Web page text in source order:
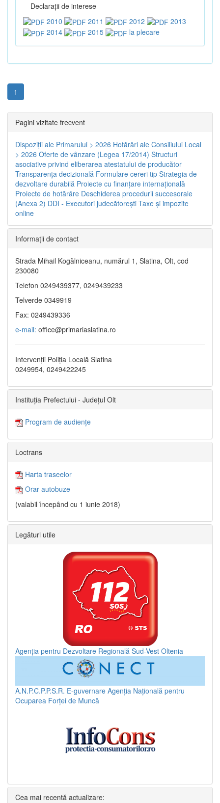
Declaraţii de interese
2010
2011 2012
2013
2014
2015 la plecare
1
Pagini vizitate frecvent
Dispoziţii ale Primarului > 2026 Hotărâri ale Consiliului Local
> 2026 Oferte de vânzare (Legea 17/2014) Structuri
asociative privind eliberarea atestatului de producător
Transparenţa decizională Formulare cereri tip Strategia de
dezvoltare durabilă Proiecte cu finanţare internaţională
Proiecte de hotărâre Deschiderea procedurii succesorale
(Anexa 2) DDI - Executori judecătorești Taxe şi impozite
online
Informaţii de contact
Strada Mihail Kogălniceanu, numărul 1, Slatina, Olt, cod
230080
Telefon 0249439377, 0249439233
Telverde 0349919
Fax: 0249439336
e-mail: office@primariaslatina.ro
Intervenții Poliția Locală Slatina
0249954, 0249422245
Instituția Prefectului - Județul Olt
Program de audiențe
Loctrans
Harta traseelor
Orar autobuze
(valabil începând cu 1 iunie 2018)
Legături utile
Agenția pentru Dezvoltare Regională Sud-Vest Oltenia
A.N.P.C.P.P.S.R. E-guvernare Agenția Națională pentru
Ocuparea Forței de Muncă
Cea mai recentă actualizare: